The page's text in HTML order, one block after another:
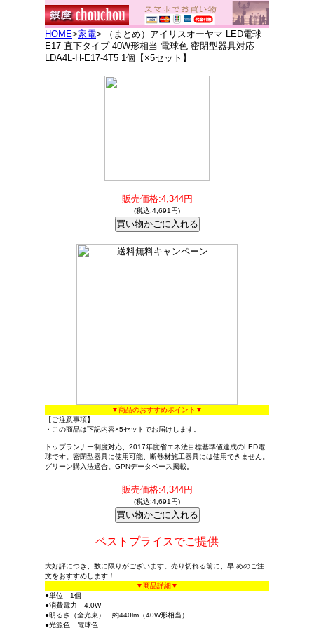
HOME>家電> （まとめ）アイリスオーヤマ LED電球
E17 直下タイプ 40W形相当 電球色 密閉型器具対応
LDA4L-H-E17-4T5 1個【×5セット】
販売価格:4,344円
(税込:4,691円)
▼商品のおすすめポイント▼
【ご注意事項】
・この商品は下記内容×5セットでお届けします。
トップランナー制度対応、2017年度省エネ法目標基準値達成のLED電
球です。密閉型器具に使用可能、断熱材施工器具には使用できません。
グリーン購入法適合。GPNデータベース掲載。
販売価格:4,344円
(税込:4,691円)
ベストプライスでご提供
大好評につき、数に限りがございます。売り切れる前に、早 めのご注
文をおすすめします！
▼商品詳細▼
●単位 1個
●消費電力 4.0W
●明るさ（全光束） 約440lm（40W形相当）
●光源色 電球色